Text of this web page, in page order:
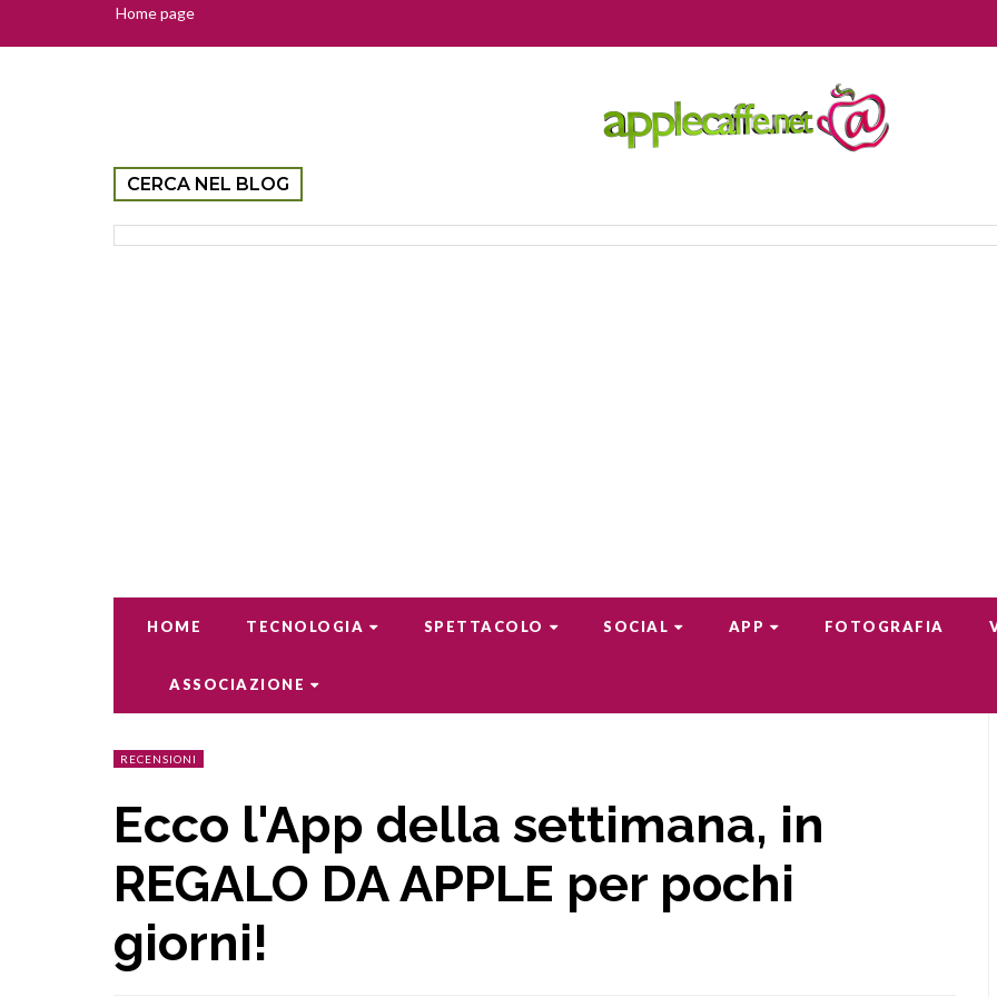
Home page
CERCA NEL BLOG
HOME TECNOLOGIA SPETTACOLO SOCIAL APP FOTOGRAFIA
ASSOCIAZIONE
RECENSIONI
Ecco l'App della settimana, in
REGALO DA APPLE per pochi
giorni!